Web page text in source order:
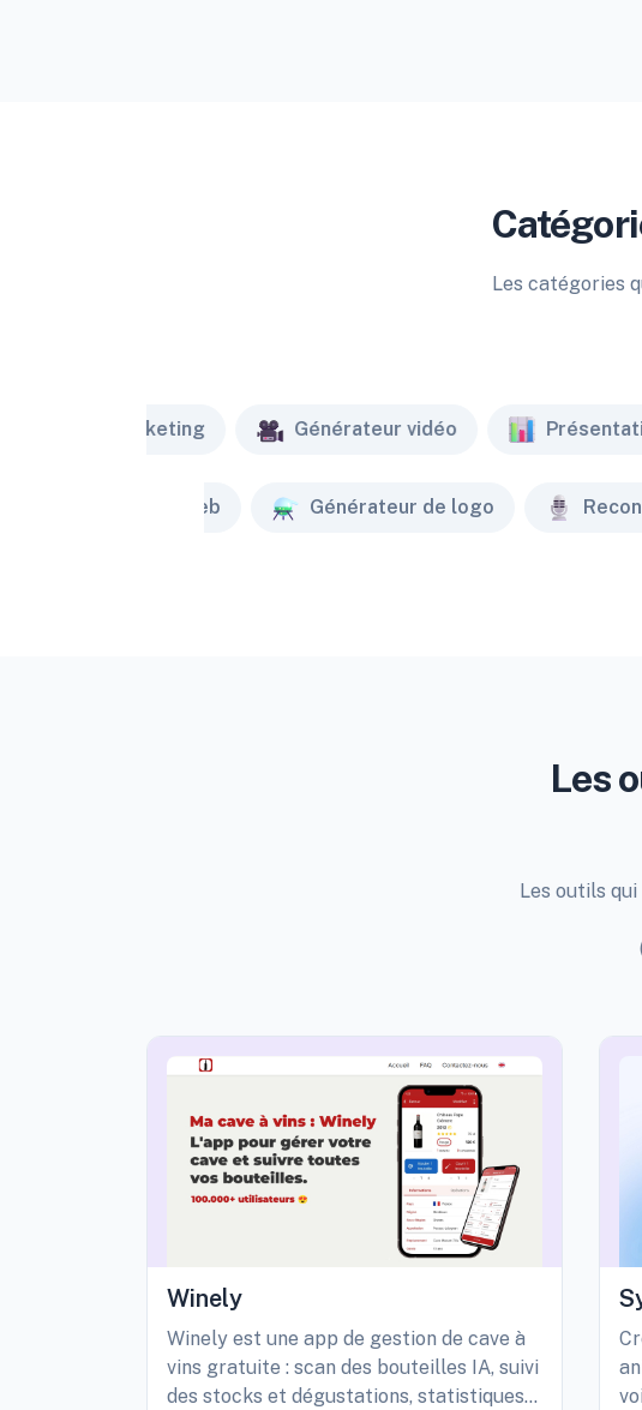
Les catégories
Marketing Générateur vidéo
Créateur de site web Générateur de logo
Les
Les outils
Winely
Winely est une app de gestion de cave à
vins gratuite : scan des bouteilles IA, suivi
des stocks et dégustations, statistiques